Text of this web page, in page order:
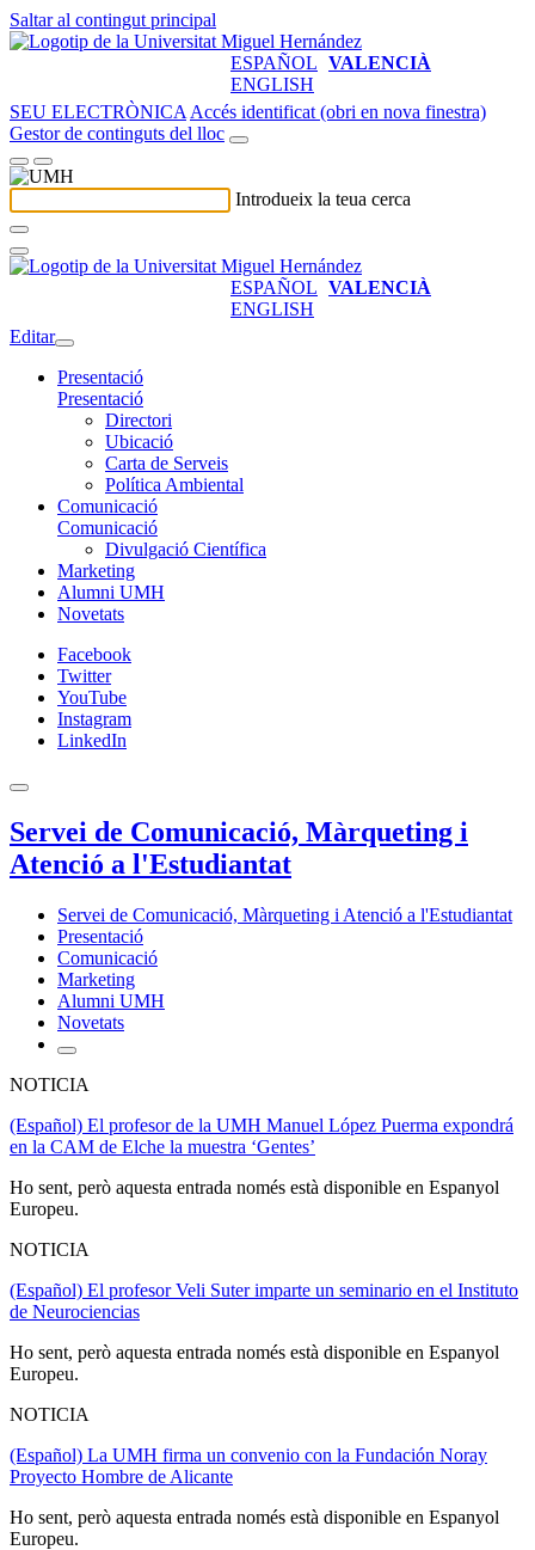
Saltar al contingut principal
ESPAÑOL VALENCIÀ
ENGLISH
SEU ELECTRÒNICA Accés identificat (obri en nova finestra)
Gestor de continguts del lloc
Introdueix la teua cerca
ESPAÑOL VALENCIÀ
ENGLISH
Editar
Presentació
Presentació
Directori
Ubicació
Carta de Serveis
Política Ambiental
Comunicació
Comunicació
Divulgació Científica
Marketing
Alumni UMH
Novetats
Facebook
Twitter
YouTube
Instagram
LinkedIn
Servei de Comunicació, Màrqueting i
Atenció a l'Estudiantat
Servei de Comunicació, Màrqueting i Atenció a l'Estudiantat
Presentació
Comunicació
Marketing
Alumni UMH
Novetats
NOTICIA
(Español) El profesor de la UMH Manuel López Puerma expondrá
en la CAM de Elche la muestra ‘Gentes’
Ho sent, però aquesta entrada només està disponible en Espanyol
Europeu.
NOTICIA
(Español) El profesor Veli Suter imparte un seminario en el Instituto
de Neurociencias
Ho sent, però aquesta entrada només està disponible en Espanyol
Europeu.
NOTICIA
(Español) La UMH firma un convenio con la Fundación Noray
Proyecto Hombre de Alicante
Ho sent, però aquesta entrada només està disponible en Espanyol
Europeu.